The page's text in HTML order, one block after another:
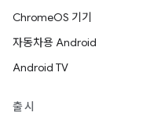
ChromeOS 기기
자동차용 Android
Android TV
출시